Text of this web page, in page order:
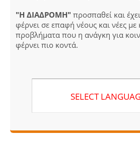
"Η ΔΙΑΔΡΟΜΗ" προσπαθεί και
φέρνει σε επαφή νέους και νέες με
προβλήματα που η ανάγκη για
φέρνει πιο κοντά.
SELECT